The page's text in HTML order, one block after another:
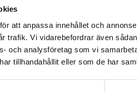
att anpassa innehållet och
trafik. Vi vidarebefordrar även
och analysföretag som vi
tillhandahållit eller som de har
> 90%
elektriker-hjälmar
skyddsgel ingår i
sker med gummiband